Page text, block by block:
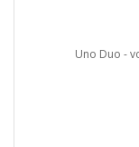
Uno Duo -